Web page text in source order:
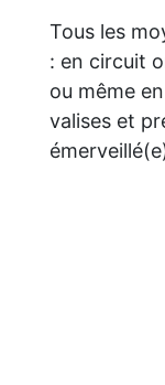
Tous les
: en circuit
ou même
valises et